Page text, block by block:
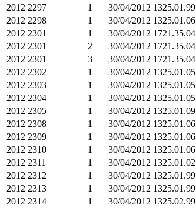
2012 2297 1 30/04/2012 1325.01.99
2012 2298 1 30/04/2012 1325.01.06
2012 2301 1 30/04/2012 1721.35.04
2012 2301 2 30/04/2012 1721.35.04
2012 2301 3 30/04/2012 1721.35.04
2012 2302 1 30/04/2012 1325.01.05
2012 2303 1 30/04/2012 1325.01.05
2012 2304 1 30/04/2012 1325.01.05
2012 2305 1 30/04/2012 1325.01.09
2012 2308 1 30/04/2012 1325.01.06
2012 2309 1 30/04/2012 1325.01.06
2012 2310 1 30/04/2012 1325.01.06
2012 2311 1 30/04/2012 1325.01.02
2012 2312 1 30/04/2012 1325.01.99
2012 2313 1 30/04/2012 1325.01.99
2012 2314 1 30/04/2012 1325.02.99